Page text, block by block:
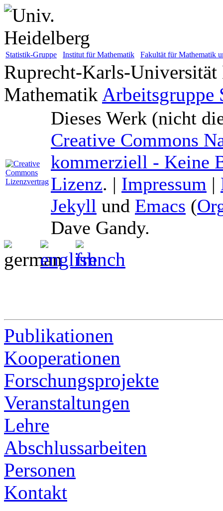
Statistik-Gruppe Institut für Mathematik Fakultät für Mathematik
Ruprecht-Karls-Universität
Mathematik Arbeitsgruppe
Dieses Werk (nicht
Creative Commons
kommerziell - Keine
Lizenz. | Impressum |
Jekyll und Emacs (
Dave Gandy.
Publikationen
Kooperationen
Forschungsprojekte
Veranstaltungen
Lehre
Abschlussarbeiten
Personen
Kontakt